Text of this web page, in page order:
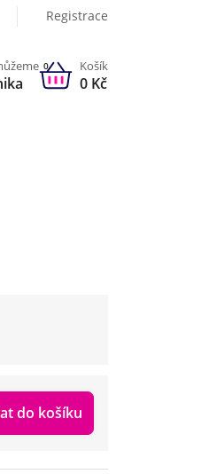
Registrace
0 Košík
0 Kč
do košíku